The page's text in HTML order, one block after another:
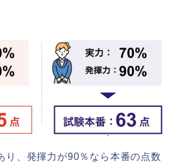
り、発揮力が90％なら本番の点数